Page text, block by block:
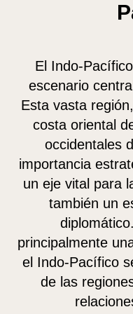
El Indo-
escenario
Esta vasta
costa oriental
occidentales
importancia
un eje vital para
también un
principalmente
el Indo-Pacífico
de las